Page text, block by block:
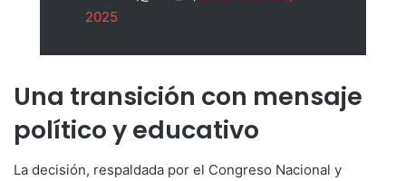
2025
Una transición con mensaje
político y educativo
La decisión, respaldada por el Congreso Nacional y